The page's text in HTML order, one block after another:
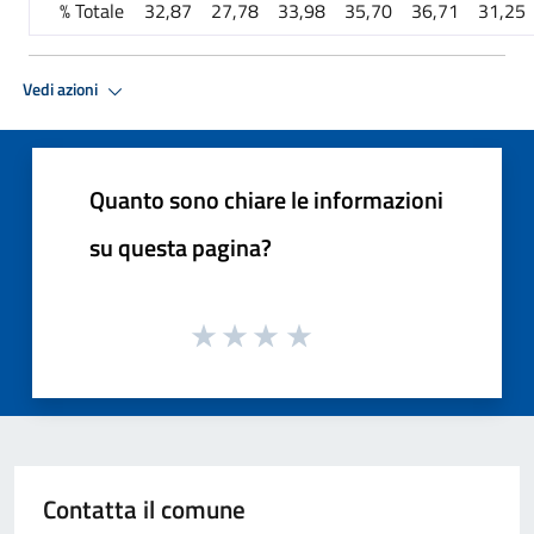
% Totale 32,87 27,78 33,98 35,70 36,71 31,25
Vedi azioni
Quanto sono chiare le informazioni
su questa pagina?
Contatta il comune